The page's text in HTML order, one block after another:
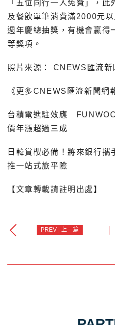
「五位同行一人免費」，
及餐飲單筆消費滿2000元
週年慶總抽獎，有機會贏得
等獎項。
照片來源： CNEWS匯流新
《更多CNEWS匯流新聞網
台積電進駐效應
價年漲超過三成
日韓賞櫻必備！將來銀行攜
推一站式旅平險
【文章轉載請註明出處】
PREV | 上一篇